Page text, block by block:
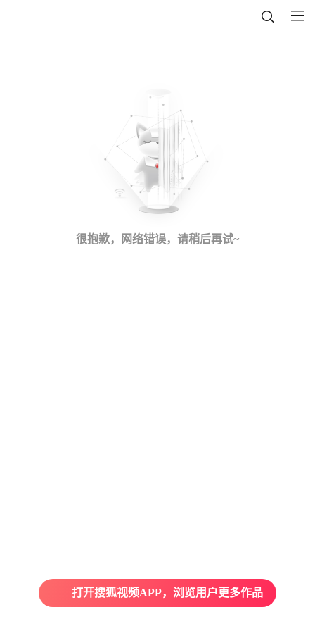
很抱歉，网络错误，请稍后再试~
打开搜狐视频APP，浏览用户更多作品